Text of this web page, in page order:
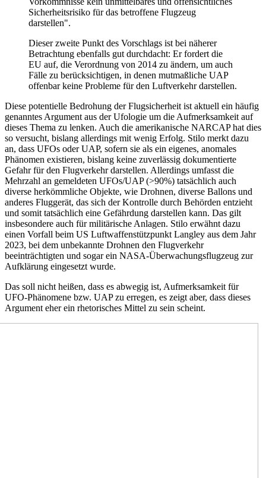
Sicherheitsrisiko für das betroffene Flugzeug
darstellen".
Dieser zweite Punkt des Vorschlags ist bei näherer
Betrachtung ebenfalls gut durchdacht: Er fordert die
EU auf, die Verordnung von 2014 zu ändern, um auch
Fälle zu berücksichtigen, in denen mutmaßliche UAP
offenbar keine Probleme für den Luftverkehr darstellen.
Diese potentielle Bedrohung der Flugsicherheit ist aktuell ein häufig
genanntes Argument aus der Ufologie um die Aufmerksamkeit auf
dieses Thema zu lenken. Auch die amerikanische NARCAP hat dies
so versucht, bislang allerdings mit wenig Erfolg. Stilo merkt dazu
an, dass UFOs oder UAP, sofern sie als ein eigenes, anomales
Phänomen existieren, bislang keine zuverlässig dokumentierte
Gefahr für den Flugverkehr darstellen. Allerdings umfasst die
Mehrzahl an gemeldeten UFOs/UAP (>90%) tatsächlich auch
diverse herkömmliche Objekte, wie Drohnen, diverse Ballons und
anderes Fluggerät, das sich der Kontrolle durch Behörden entzieht
und somit tatsächlich eine Gefährdung darstellen kann. Das gilt
insbesondere auch für militärische Anlagen. Stilo erwähnt dazu
einen Vorfall beim US Luftwaffenstützpunkt Langley aus dem Jahr
2023, bei dem unbekannte Drohnen den Flugverkehr
beeinträchtigten und sogar ein NASA-Überwachungsflugzeug zur
Aufklärung eingesetzt wurde.
Das soll nicht heißen, dass es abwegig ist, Aufmerksamkeit für
UFO-Phänomene bzw. UAP zu erregen, es zeigt aber, dass dieses
Argument eher ein rhetorisches Mittel zu sein scheint.